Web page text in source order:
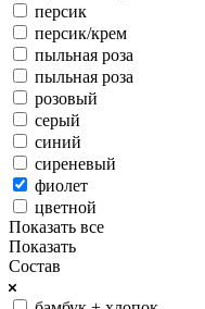
персик
персик/крем
пыльная роза
пыльная роза
розовый
серый
синий
сиреневый
фиолет
цветной
Показать все
Показать
Состав